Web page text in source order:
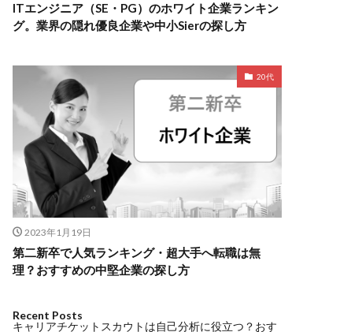
ITエンジニア（SE・PG）のホワイト企業ランキン
グ。業界の隠れ優良企業や中小Sierの探し方
20代
2023年1月19日
第二新卒で人気ランキング・超大手へ転職は無
理？おすすめの中堅企業の探し方
Recent Posts
キャリアチケットスカウトは自己分析に役立つ？おす